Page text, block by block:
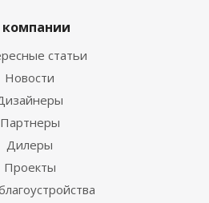
статьи
Новости
Партнеры
Дилеры
Проекты